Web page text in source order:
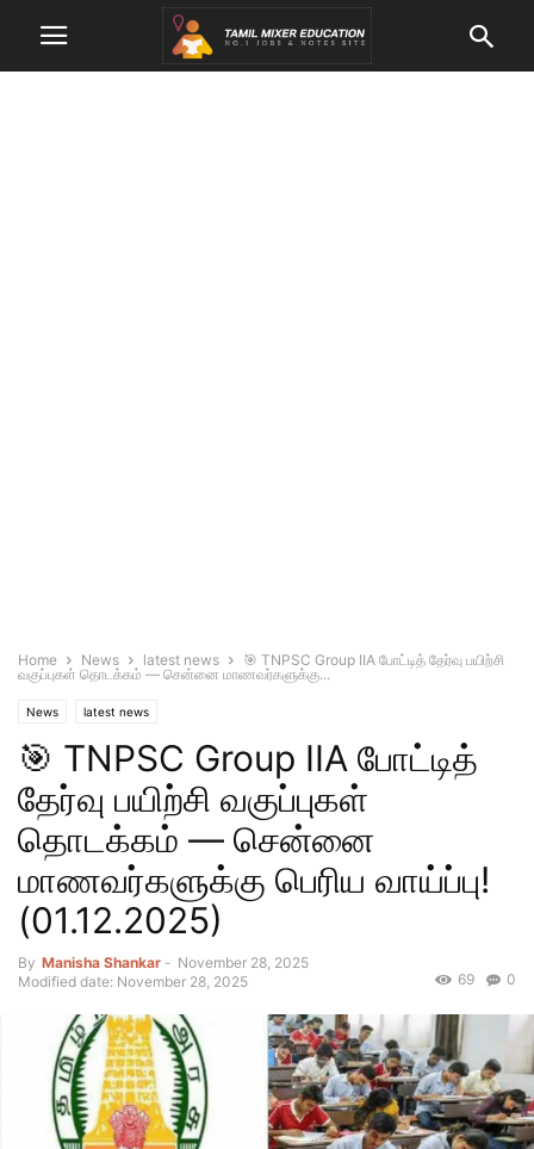
Home News latest news
🎯 TNPSC Group IIA போட்டித் தேர்வு பயிற்சி
வகுப்புகள் தொடக்கம் — சென்னை மாணவர்களுக்கு...
News latest news
🎯 TNPSC Group IIA போட்டித்
தேர்வு பயிற்சி வகுப்புகள்
தொடக்கம் — சென்னை
மாணவர்களுக்கு பெரிய வாய்ப்பு!
(01.12.2025)
By Manisha Shankar - November 28, 2025
Modified date: November 28, 2025
0
69